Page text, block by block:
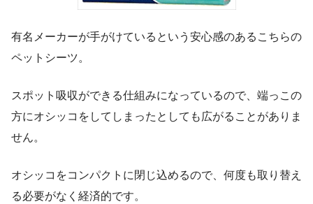
有名メーカーが手がけているという安心感のあるこちらの
ペットシーツ。
スポット吸収ができる仕組みになっているので、端っこの
方にオシッコをしてしまったとしても広がることがありま
せん。
オシッコをコンパクトに閉じ込めるので、何度も取り替え
る必要がなく経済的です。